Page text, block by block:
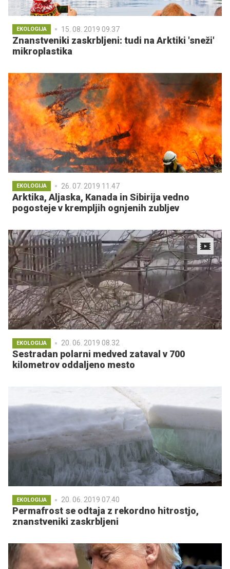
EKOLOGIJA 15. 08. 2019 09.37
Znanstveniki zaskrbljeni: tudi na Arktiki 'sneži'
mikroplastika
EKOLOGIJA 26. 07. 2019 11.47
Arktika, Aljaska, Kanada in Sibirija vedno
pogosteje v krempljih ognjenih zubljev
EKOLOGIJA 20. 06. 2019 08.32
Sestradan polarni medved zataval v 700
kilometrov oddaljeno mesto
EKOLOGIJA 20. 06. 2019 07.40
Permafrost se odtaja z rekordno hitrostjo,
znanstveniki zaskrbljeni